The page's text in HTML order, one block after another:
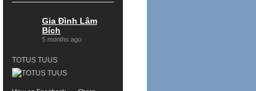
Gia Đình Lâm
Bích
5 months ago
TOTUS TUUS